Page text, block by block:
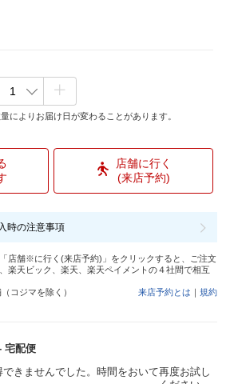
によりお届け日が変わることがあります。
店舗に行く
(来店予約)
時の注意事項
店舗※に行く(来店予約)」をクリックすると、ご注文
楽天ビック、楽天、楽天ペイメントの４社間で相互
コジマを除く）
来店予約とは ｜ 規約
宅配便
きませんでした。時間をおいて再度お試し